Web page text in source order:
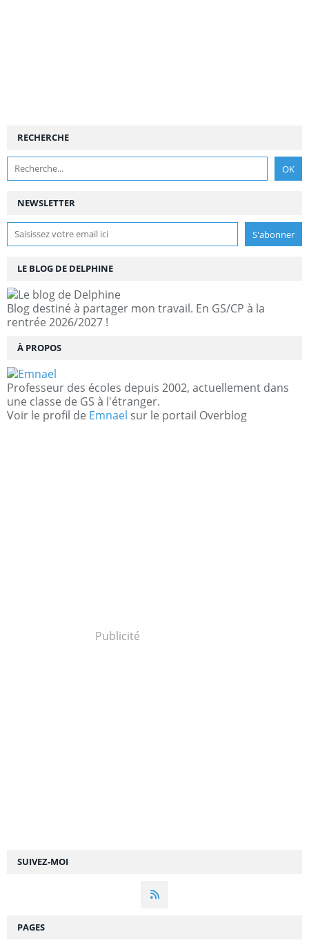
NEWSLETTER
SUIVEZ-MOI
RECHERCHE
LE BLOG DE DELPHINE
Blog destiné à partager mon travail. En GS/CP à la
rentrée 2026/2027 !
À PROPOS
Professeur des écoles depuis 2002, actuellement dans
une classe de GS à l'étranger.
Voir le profil de Emnael sur le portail Overblog
Publicité
PAGES